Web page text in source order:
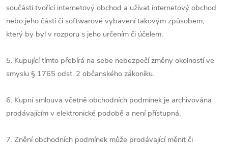
součásti tvořící internetový obchod a užívat internetový obchod
nebo jeho části či softwarové vybavení takovým způsobem,
který by byl v rozporu s jeho určením či účelem.
5. Kupující tímto přebírá na sebe nebezpečí změny okolností ve
smyslu § 1765 odst. 2 občanského zákoníku.
6. Kupní smlouva včetně obchodních podmínek je archivována
prodávajícím v elektronické podobě a není přístupná.
7. Znění obchodních podmínek může prodávající měnit či